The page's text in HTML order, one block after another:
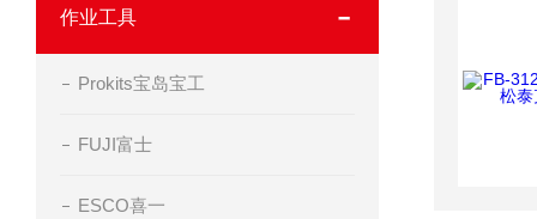
作业工具
Prokits宝岛宝工
FUJI富士
ESCO喜一